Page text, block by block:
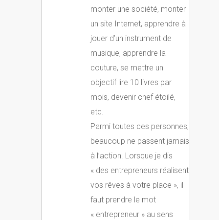
monter une société, monter
un site Internet, apprendre à
jouer d’un instrument de
musique, apprendre la
couture, se mettre un
objectif lire 10 livres par
mois, devenir chef étoilé,
etc.
Parmi toutes ces personnes,
beaucoup ne passent jamais
à l’action. Lorsque je dis
« des entrepreneurs réalisent
vos rêves à votre place », il
faut prendre le mot
« entrepreneur » au sens